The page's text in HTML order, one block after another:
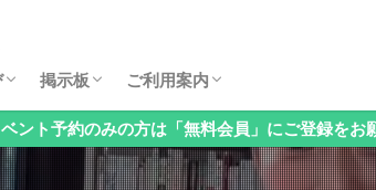
見つけ
レポート
掲示板
掲示板パスコード
6年生保護者向け相談会
5年生保護者向け相談会
4年生保護者向け相談会
低学年（3年生以下）保護者向け相談会
お子様向け相談会
「関西・地方受験」保護者向け相談会
「国語」保護者向け相談会
「理科」保護者向け相談会
「公立中高一貫校」保護者向け相談会
「メンタル」保護者向け相談会
「その他」保護者向け相談会
ご利用案内
お申し込み方法・料金
ログイン・お知らせ
会員情報の変更
課金停止と退会の方法
ご利用方法Q&A
ログアウト
の方は「無料会員」にご登録をお願い致します。
つけ